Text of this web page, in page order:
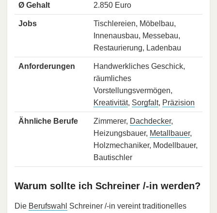
Ø Gehalt 2.850 Euro
Jobs
Tischlereien, Möbelbau,
Innenausbau, Messebau,
Restaurierung, Ladenbau
Anforderungen
Handwerkliches Geschick,
räumliches
Vorstellungsvermögen,
Kreativität, Sorgfalt, Präzision
Ähnliche Berufe Zimmerer, Dachdecker,
Heizungsbauer, Metallbauer,
Holzmechaniker, Modellbauer,
Bautischler
Warum sollte ich Schreiner /-in werden?
Die Berufswahl Schreiner /-in vereint traditionelles